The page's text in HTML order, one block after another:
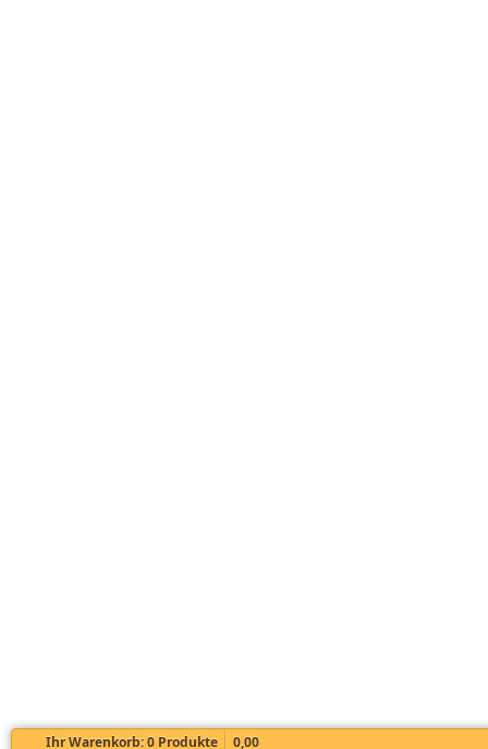
Ihr Warenkorb:0 Produkte 0,00 